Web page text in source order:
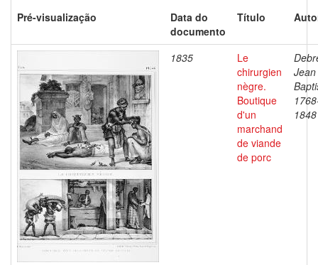
Pré-visualização
Data do
documento
Título
1835
Le
chirurgien
nègre.
Boutique
d'un
marchand
de viande
de porc
Jean
1848